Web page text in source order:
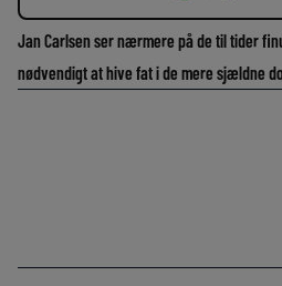
Jan Carlsen ser nærmere på de til tider
nødvendigt at hive fat i de mere sjældne